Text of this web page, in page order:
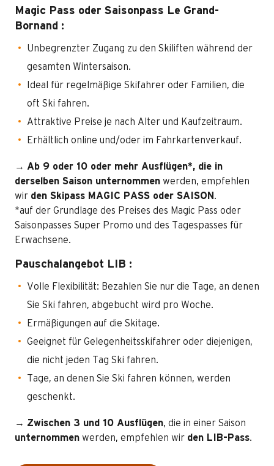
Magic Pass oder Saisonpass Le Grand-
Bornand :
Unbegrenzter Zugang zu den Skiliften während der
gesamten Wintersaison.
Ideal für regelmäßige Skifahrer oder Familien, die
oft Ski fahren.
Attraktive Preise je nach Alter und Kaufzeitraum.
Erhältlich online und/oder im Fahrkartenverkauf.
→ Ab 9 oder 10 oder mehr Ausflügen*, die in
derselben Saison unternommen werden, empfehlen
wir den Skipass MAGIC PASS oder SAISON .
*auf der Grundlage des Preises des Magic Pass oder
Saisonpasses Super Promo und des Tagespasses für
Erwachsene.
Pauschalangebot LIB :
Volle Flexibilität: Bezahlen Sie nur die Tage, an denen
Sie Ski fahren, abgebucht wird pro Woche.
Ermäßigungen auf die Skitage.
Geeignet für Gelegenheitsskifahrer oder diejenigen,
die nicht jeden Tag Ski fahren.
Tage, an denen Sie Ski fahren können, werden
geschenkt.
→ Zwischen 3 und 10 Ausflügen, die in einer Saison
unternommen werden, empfehlen wir den LIB-Pass.